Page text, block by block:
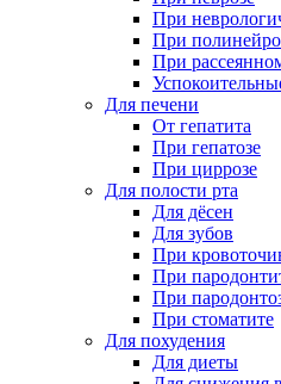
При
При
При
Для печени
От гепатита
При гепатозе
При циррозе
Для полости рта
Для дёсен
Для зубов
При
При
При
При стоматите
Для похудения
Для диеты